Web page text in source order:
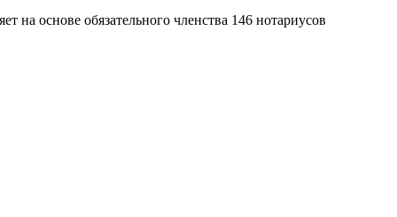
на основе обязательного членства 146 нотариусов